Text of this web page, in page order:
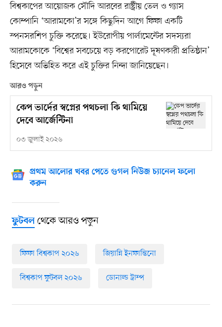
বিশ্বকাপের আয়োজক সৌদি আরবের রাষ্ট্রীয় তেল ও গ্যাস
কোম্পানি ‘আরামকো’র সঙ্গে কিছুদিন আগে ফিফা একটি
স্পনসরশিপ চুক্তি করেছে। ইউরোপীয় পার্লামেন্টের সদস্যরা
আরামকোকে ‘বিশ্বের সবচেয়ে বড় করপোরেট দূষণকারী প্রতিষ্ঠান’
হিসেবে অভিহিত করে এই চুক্তির নিন্দা জানিয়েছেন।
আরও পড়ুন
কেপ ভার্দের স্বপ্নের পথচলা কি থামিয়ে
দেবে আর্জেন্টিনা
০৩ জুলাই ২০২৬
প্রথম আলোর খবর পেতে গুগল নিউজ চ্যানেল ফলো
করুন
ফুটবলথেকে আরও পড়ুন
ফিফা বিশ্বকাপ ২০২৬ জিয়ান্নি ইনফান্তিনো
বিশ্বকাপ ফুটবল ২০২৬ ডোনাল্ড ট্রাম্প